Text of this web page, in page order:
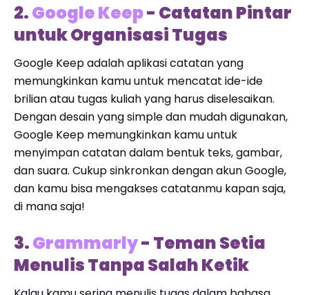
2.Google Keep- Catatan Pintar
untuk Organisasi Tugas
Google Keep adalah aplikasi catatan yang
memungkinkan kamu untuk mencatat ide-ide
brilian atau tugas kuliah yang harus diselesaikan.
Dengan desain yang simple dan mudah digunakan,
Google Keep memungkinkan kamu untuk
menyimpan catatan dalam bentuk teks, gambar,
dan suara. Cukup sinkronkan dengan akun Google,
dan kamu bisa mengakses catatanmu kapan saja,
di mana saja!
3.Grammarly- Teman Setia
Menulis Tanpa Salah Ketik